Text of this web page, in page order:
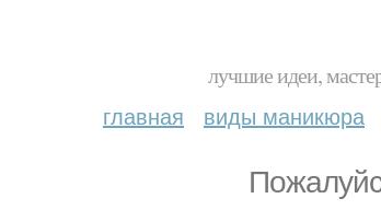
лучшие идеи,
главная виды маникюра